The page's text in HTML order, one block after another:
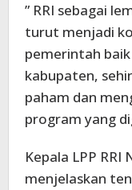
” RRI sebagai
turut menjadi
pemerintah
kabupaten,
paham dan
program yang
Kepala LPP RRI
menjelaskan